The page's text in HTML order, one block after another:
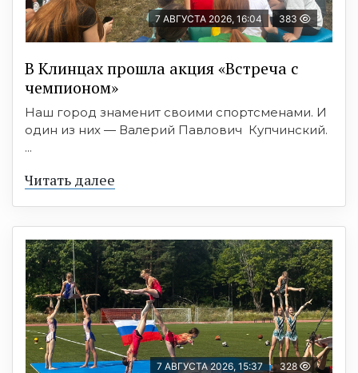
7 АВГУСТА 2026, 16:04 383
В Клинцах прошла акция «Встреча с
чемпионом»
Наш город знаменит своими спортсменами. И
один из них — Валерий Павлович Купчинский.
...
Читать далее
7 АВГУСТА 2026, 15:37 328